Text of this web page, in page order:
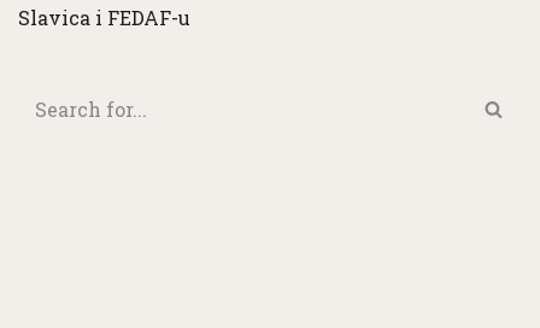
Slavica i FEDAF-u